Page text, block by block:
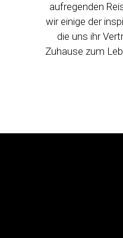
aufregenden
wir einige der
die uns ihr
Zuhause zum